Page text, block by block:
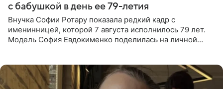
с бабушкой в день ее 79-летия
Внучка Софии Ротару показала редкий кадр с
именинницей, которой 7 августа исполнилось 79 лет.
Модель София Евдокименко поделилась на личной